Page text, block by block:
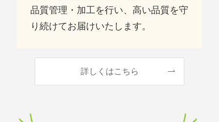
品質管理・加工を行い、高い品質を守
り続けてお届けいたします。
詳しくはこちら